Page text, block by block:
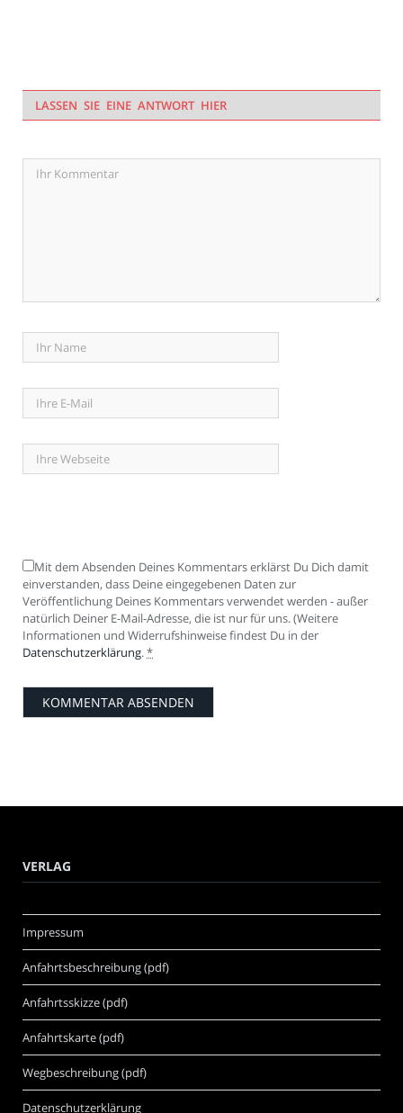
LASSEN SIE EINE ANTWORT HIER
Mit dem Absenden Deines Kommentars erklärst Du Dich damit
einverstanden, dass Deine eingegebenen Daten zur
Veröffentlichung Deines Kommentars verwendet werden - außer
natürlich Deiner E-Mail-Adresse, die ist nur für uns. (Weitere
Informationen und Widerrufshinweise findest Du in der
Datenschutzerklärung.*
VERLAG
Impressum
Anfahrtsbeschreibung (pdf)
Anfahrtsskizze (pdf)
Anfahrtskarte (pdf)
Wegbeschreibung (pdf)
Datenschutzerklärung